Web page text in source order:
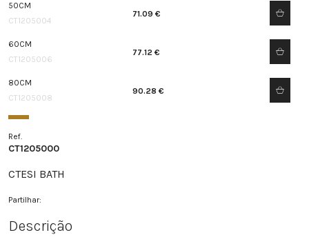
50CM
CT1205004
71.09 €
60CM
CT1205006
77.12 €
80CM
CT1205008
90.28 €
Ref.
CT1205000
CTESI BATH
Partilhar:
Descrição